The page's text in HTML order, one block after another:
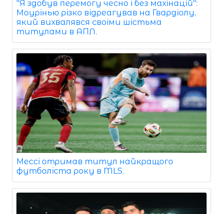
"Я здобув перемогу чесно і без махінацій":
Моурінью різко відреагував на Гвардіолу,
який вихвалявся своїми шістьма
титулами в АПЛ.
Мессі отримав титул найкращого
футболіста року в MLS.